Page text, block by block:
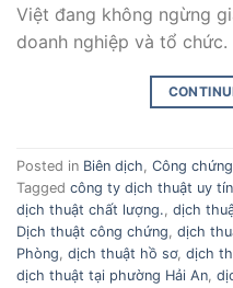
Việt đang không ngừng
doanh nghiệp và tổ
Posted in Biên dịch, Công chứng
Tagged công ty dịch thuật uy tín
dịch thuật chất lượng., dịch
Dịch thuật công chứng, dịch
Phòng, dịch thuật hồ sơ, dịch
dịch thuật tại phường Hải An,